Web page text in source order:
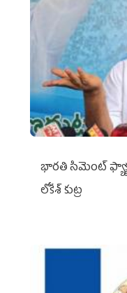
భారతి సిమెంట్
లోకేశ్ కుట్ర